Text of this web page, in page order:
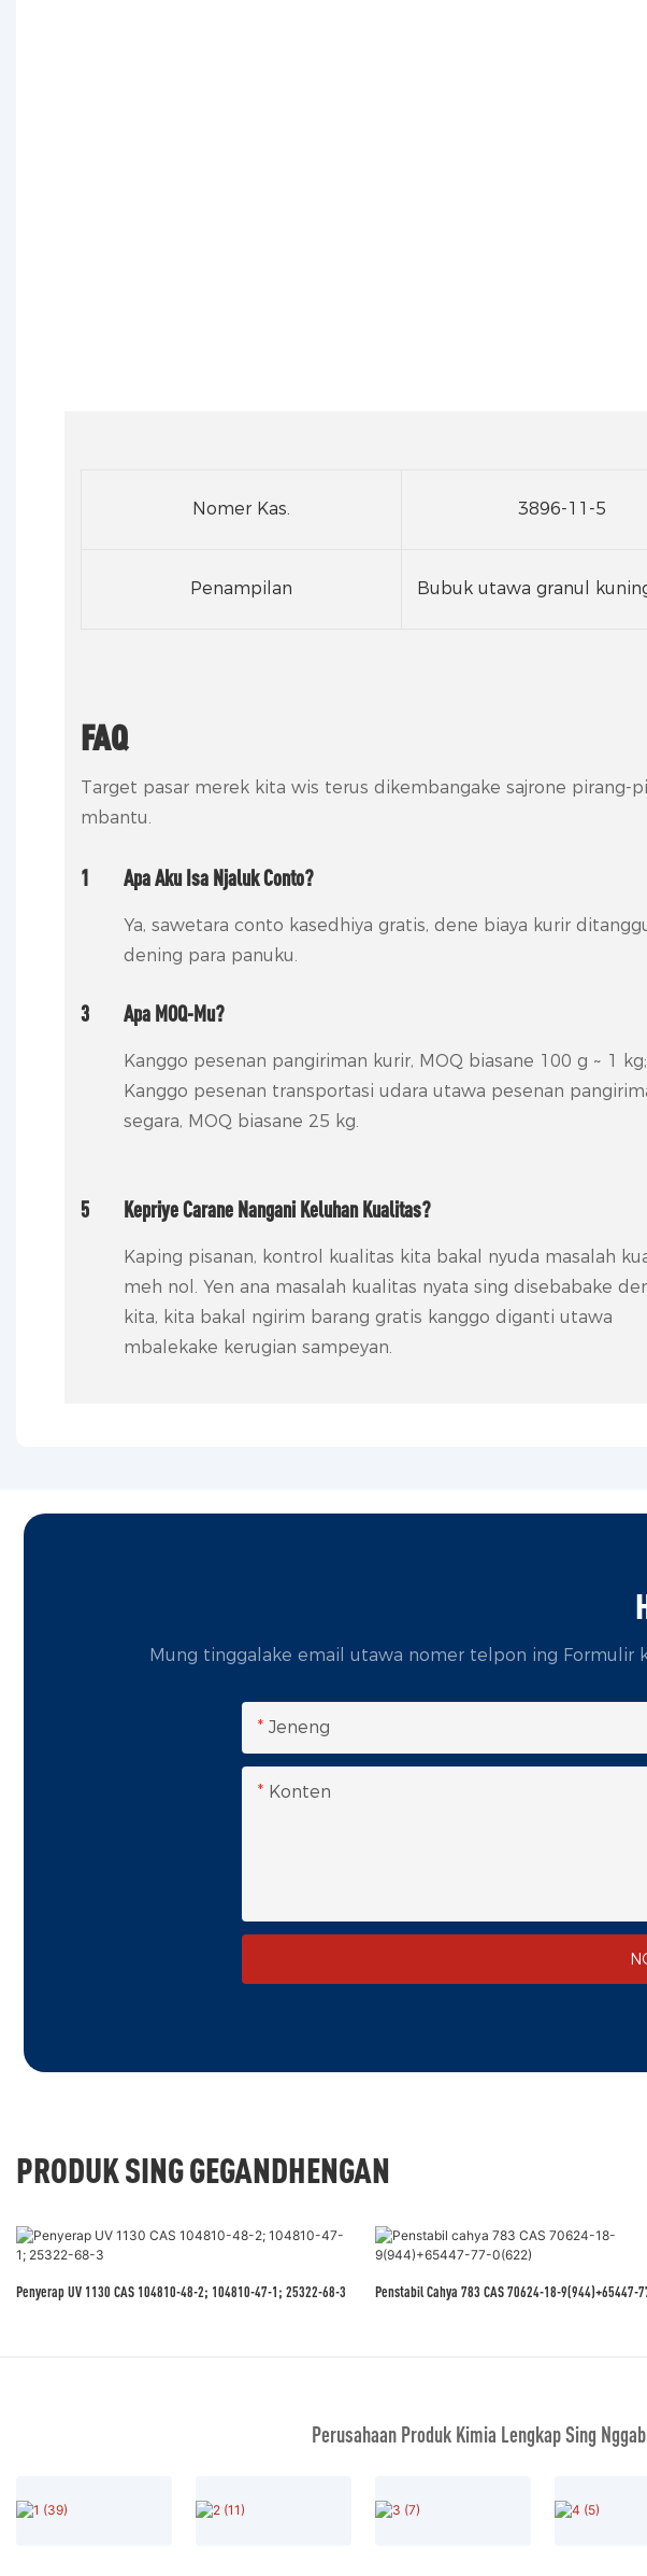
Nomer Kas. 3896-11-5
Penampilan Bubuk utawa granul
FAQ
Target pasar merek kita wis terus dikembangake sajrone
mbantu.
1 Apa Aku Isa Njaluk Conto?
Ya, sawetara conto kasedhiya gratis, dene biaya kurir
dening para panuku.
3 Apa MOQ-Mu?
Kanggo pesenan pangiriman kurir, MOQ biasane 100 g ~ 1 kg;
Kanggo pesenan transportasi udara utawa pesenan
segara, MOQ biasane 25 kg.
5 Kepriye Carane Nangani Keluhan Kualitas?
Kaping pisanan, kontrol kualitas kita bakal nyuda masalah
meh nol. Yen ana masalah kualitas nyata sing disebabake
kita, kita bakal ngirim barang gratis kanggo diganti utawa
mbalekake kerugian sampeyan.
Mung tinggalake email utawa nomer telpon ing Formulir
Jeneng
Konten
PRODUK SING GEGANDHENGAN
Penyerap UV 1130 CAS 104810-48-2; 104810-47-1; 25322-68-3 Penstabil Cahya 783 CAS 70624-18-9(944)+65447-
Perusahaan Produk Kimia Lengkap Sing